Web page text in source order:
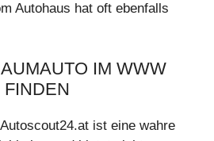
Autohaus hat oft ebenfalls
IM WWW
ist eine wahre